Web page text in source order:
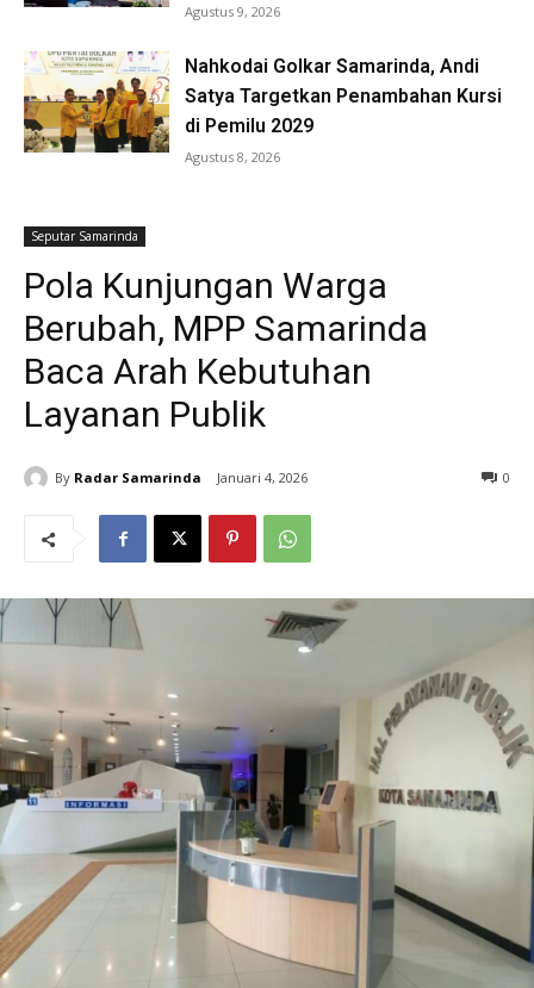
Agustus 9, 2026
Nahkodai Golkar Samarinda, Andi
Satya Targetkan Penambahan Kursi
di Pemilu 2029
Agustus 8, 2026